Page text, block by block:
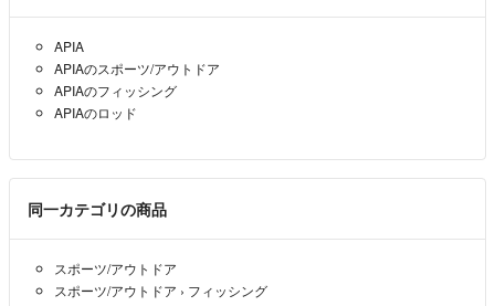
コメントありがとうございます。
値下げしたばかりですので、20,000円は厳しいです。
21,000円でしたら値下げします。
ご検討よろしくお願い致します。
コメント失礼します。
あごひげ、- 2年弱前
APIA
APIAのスポーツ/アウトドア
APIAのフィッシング
APIAのロッド
同一カテゴリの商品
スポーツ/アウトドア
スポーツ/アウトドア › フィッシング